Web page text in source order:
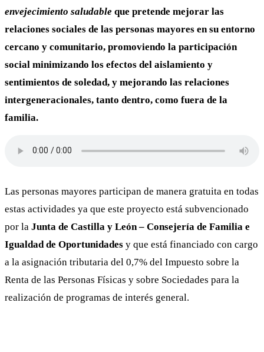
envejecimiento saludable que pretende mejorar las
relaciones sociales de las personas mayores en su entorno
cercano y comunitario, promoviendo la participación
social minimizando los efectos del aislamiento y
sentimientos de soledad, y mejorando las relaciones
intergeneracionales, tanto dentro, como fuera de la
familia.
Las personas mayores participan de manera gratuita en todas
estas actividades ya que este proyecto está subvencionado
por la Junta de Castilla y León – Consejería de Familia e
Igualdad de Oportunidades y que está financiado con cargo
a la asignación tributaria del 0,7% del Impuesto sobre la
Renta de las Personas Físicas y sobre Sociedades para la
realización de programas de interés general.